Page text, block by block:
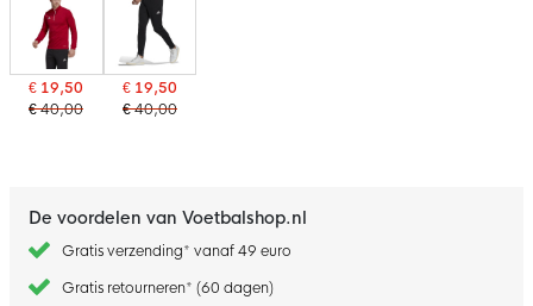
€ 19,50
€ 40,00
€ 19,50
€ 40,00
De voordelen van Voetbalshop.nl
Gratis verzending* vanaf 49 euro
Gratis retourneren* (60 dagen)